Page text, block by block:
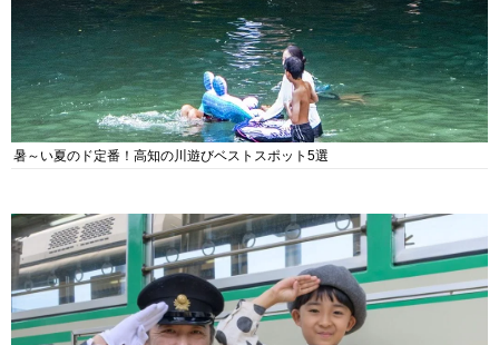
暑～い夏のド定番！高知の川遊びベストスポット5選